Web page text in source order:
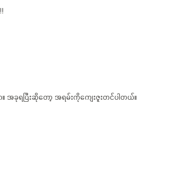
အခုရပြီးဆိုတော့ အရမ်းကိုကျေးဇူးတင်ပါတယ်။